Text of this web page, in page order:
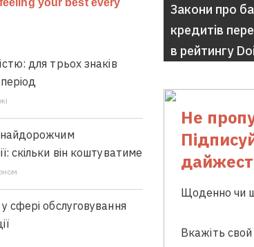
для трьох знаків
скільки він коштуватиме
сфері обслуговування
Закони про
кредитів
в рейтингу
Не
Щоденно чи